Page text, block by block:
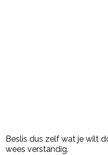
Beslis dus zelf wat je wilt
wees verstandig.